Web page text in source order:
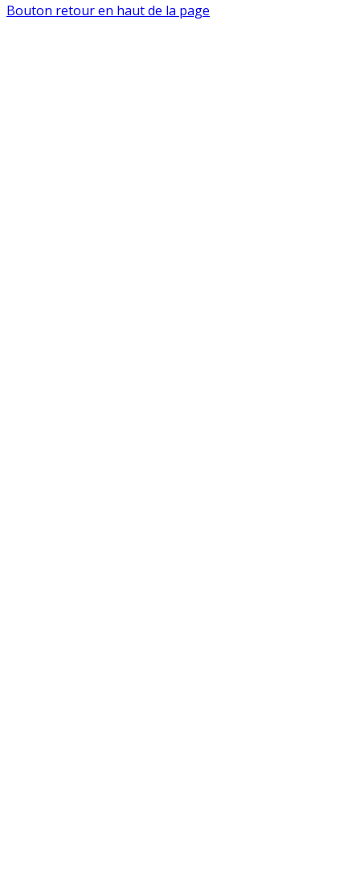
Bouton retour en haut de la page